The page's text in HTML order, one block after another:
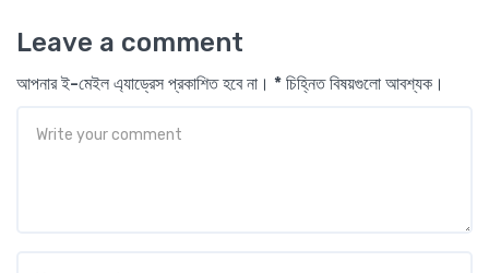
Leave a comment
আপনার ই-মেইল এ্যাড্রেস প্রকাশিত হবে না। * চিহ্নিত বিষয়গুলো আবশ্যক।